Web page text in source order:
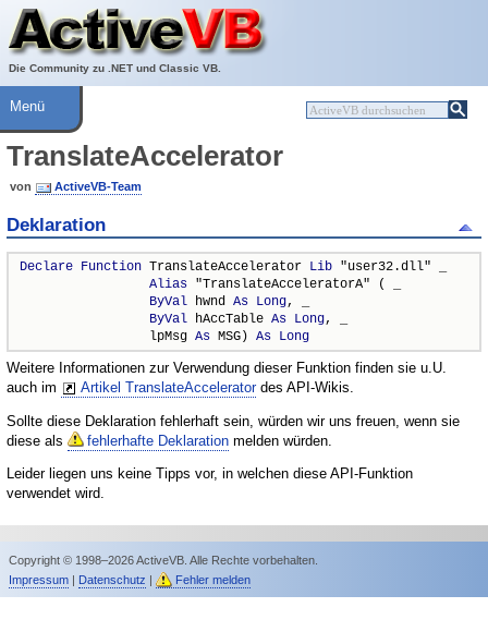
Die Community zu .NET und Classic VB.
Über ActiveVB
Hilfe
Menü
TranslateAccelerator
von ActiveVB-Team
Deklaration
Declare Function TranslateAccelerator Lib "user32.dll" _
Alias "TranslateAcceleratorA" ( _
ByVal hwnd As Long, _
ByVal hAccTable As Long, _
                 lpMsg
As MSG) As Long
Weitere Informationen zur Verwendung dieser Funktion finden sie u.U.
auch im
Artikel TranslateAcceleratordes API-Wikis.
Sollte diese Deklaration fehlerhaft sein, würden wir uns freuen, wenn sie
diese als
fehlerhafte Deklaration melden würden.
Leider liegen uns keine Tipps vor, in welchen diese API-Funktion
verwendet wird.
Copyright © 1998–2026 ActiveVB. Alle Rechte vorbehalten.
Impressum| Datenschutz | Fehler melden